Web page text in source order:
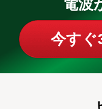
電波
今すぐ